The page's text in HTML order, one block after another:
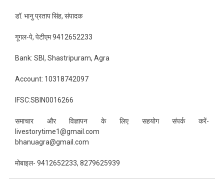
डॉ. भानु प्रताप सिंह, संपादक
गूगल-पे, पेटीएम 9412652233
Bank: SBI, Shastripuram, Agra
Account: 10318742097
IFSC:SBIN0016266
समाचार और विज्ञापन के लिए सहयोग संपर्क करें-
livestorytime1@gmail.com
bhanuagra@gmail.com
मोबाइल- 9412652233, 8279625939